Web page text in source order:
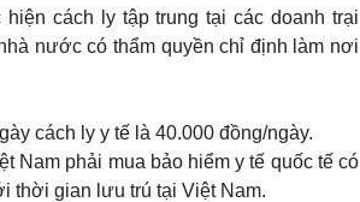
cách ly tập trung tại các doanh trại
nước có thẩm quyền chỉ định làm nơi
cách ly y tế là 40.000 đồng/ngày.
Nam phải mua bảo hiểm y tế quốc tế có
thời gian lưu trú tại Việt Nam.